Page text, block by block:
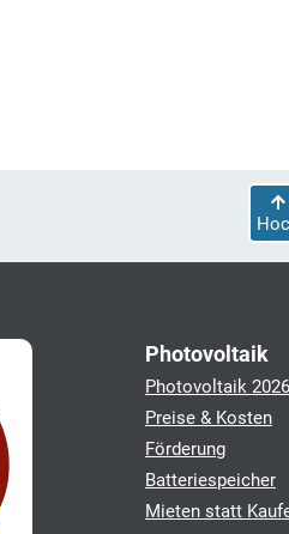
Photovoltaik
Photovoltaik 2026
Preise & Kosten
Förderung
Batteriespeicher
Mieten statt